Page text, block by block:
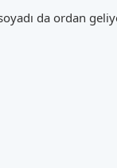
da ordan